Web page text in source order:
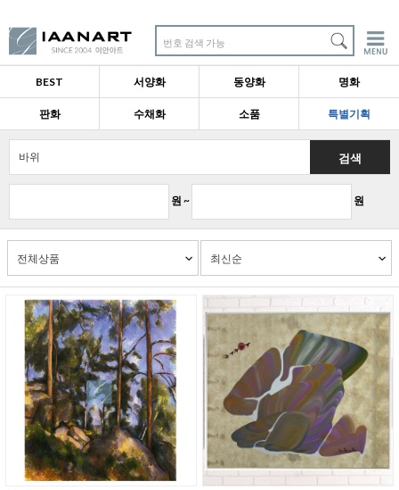
번호 검색 가능
BEST 서양화 동양화 명화
판화 수채화 소품 특별기획
원 ~ 원
검색